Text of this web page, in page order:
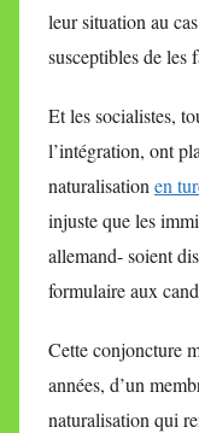
leur situation au
susceptibles de les
Et les socialistes,
l’intégration, ont
naturalisation en
injuste que les
allemand- soient
formulaire aux
Cette conjoncture
années, d’un
naturalisation qui